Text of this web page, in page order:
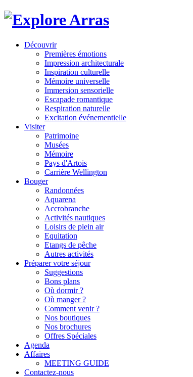
Découvrir
Premières émotions
Impression architecturale
Inspiration culturelle
Mémoire universelle
Immersion sensorielle
Escapade romantique
Respiration naturelle
Excitation événementielle
Visiter
Patrimoine
Musées
Mémoire
Pays d'Artois
Carrière Wellington
Bouger
Randonnées
Aquarena
Accrobranche
Activités nautiques
Loisirs de plein air
Equitation
Etangs de pêche
Autres activités
Préparer votre séjour
Suggestions
Bons plans
Où dormir ?
Où manger ?
Comment venir ?
Nos boutiques
Nos brochures
Offres Spéciales
Agenda
Affaires
MEETING GUIDE
Contactez-nous